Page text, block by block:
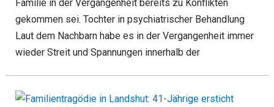
Familie in der Vergangenheit bereits zu Konflikten
gekommen sei. Tochter in psychiatrischer Behandlung
Laut dem Nachbarn habe es in der Vergangenheit immer
wieder Streit und Spannungen innerhalb der